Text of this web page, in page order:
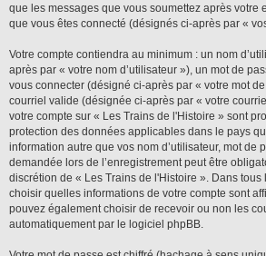
que les messages que vous soumettez après votre
que vous êtes connecté (désignés ci-après par «
Votre compte contiendra au minimum : un nom
après par « votre nom d’utilisateur »), un mot de
vous connecter (désigné ci-après par « votre mot
courriel valide (désignée ci-après par « votre
votre compte sur « Les Trains de l'Histoire » sont
protection des données applicables dans le pays
information autre que vos nom d’utilisateur, mot de
demandée lors de l’enregistrement peut être
discrétion de « Les Trains de l'Histoire ». Dans tous
choisir quelles informations de votre compte sont
pouvez également choisir de recevoir ou non les
automatiquement par le logiciel phpBB.